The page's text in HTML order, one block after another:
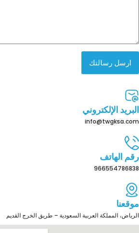
ارسل رسالتك
البريد الإلكتروني
info@twgksa.com
رقم الهاتف
966554786838
موقعنا
الرياض، المملكة العربية السعودية – طريق الخرج القديم